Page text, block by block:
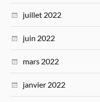
juillet 2022
juin 2022
mars 2022
janvier 2022